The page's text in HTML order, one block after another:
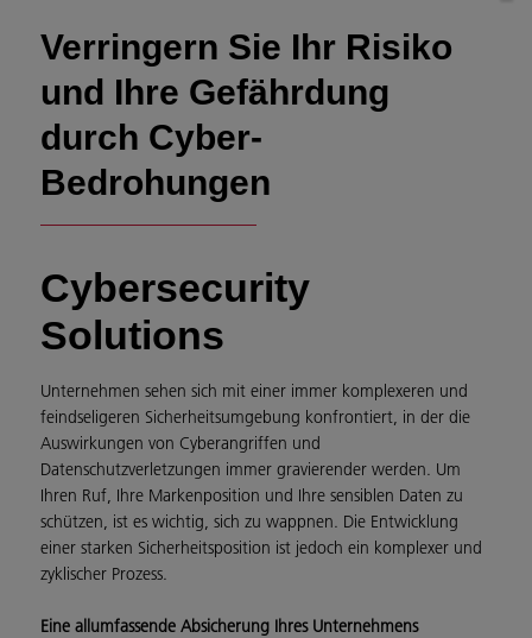
Verringern Sie Ihr Risiko
und Ihre Gefährdung
durch Cyber-
Bedrohungen
Cybersecurity
Solutions
Unternehmen sehen sich mit einer immer komplexeren und
feindseligeren Sicherheitsumgebung konfrontiert, in der die
Auswirkungen von Cyberangriffen und
Datenschutzverletzungen immer gravierender werden. Um
Ihren Ruf, Ihre Markenposition und Ihre sensiblen Daten zu
schützen, ist es wichtig, sich zu wappnen. Die Entwicklung
einer starken Sicherheitsposition ist jedoch ein komplexer und
zyklischer Prozess.
Eine allumfassende Absicherung Ihres Unternehmens